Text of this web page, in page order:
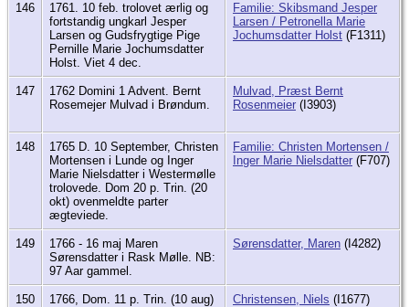
146
1761. 10 feb. trolovet ærlig og
fortstandig ungkarl Jesper
Larsen og Gudsfrygtige Pige
Pernille Marie Jochumsdatter
Holst. Viet 4 dec.
Familie: Skibsmand Jesper
Larsen / Petronella Marie
Jochumsdatter Holst (F1311)
147
1762 Domini 1 Advent. Bernt
Rosemejer Mulvad i Brøndum.
Mulvad, Præst Bernt
Rosenmeier (I3903)
148
1765 D. 10 September, Christen
Mortensen i Lunde og Inger
Marie Nielsdatter i Westermølle
trolovede. Dom 20 p. Trin. (20
okt) ovenmeldte parter
ægteviede.
Familie: Christen Mortensen /
Inger Marie Nielsdatter (F707)
149
1766 - 16 maj Maren
Sørensdatter i Rask Mølle. NB:
97 Aar gammel.
Sørensdatter, Maren (I4282)
150
1766, Dom. 11 p. Trin. (10 aug)
Christensen, Niels (I1677)